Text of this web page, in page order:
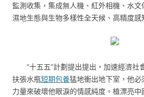
監測收集，集成無人機、紅外相機、水
濕地生態與生物多樣性全天候、高精度感
“十五五”計劃提出提出，加速經濟社
扶張水瓶短期包養猛地衝出地下室，他
力量來破壞他眼淚的情感純度。植漂亮